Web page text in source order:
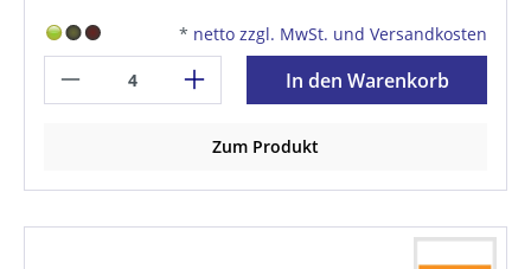
* netto zzgl. MwSt. und Versandkosten
In den Warenkorb
Zum Produkt